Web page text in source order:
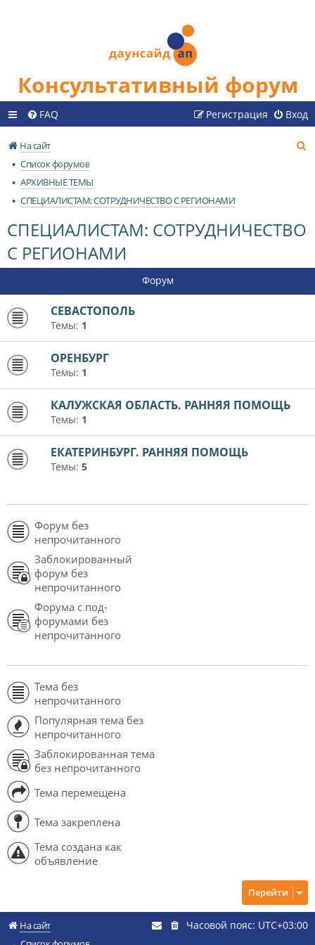
Консультативный форум
FAQ Вход
Регистрация
На сайт
Список форумов
АРХИВНЫЕ ТЕМЫ
СПЕЦИАЛИСТАМ: СОТРУДНИЧЕСТВО С РЕГИОНАМИ
СПЕЦИАЛИСТАМ: СОТРУДНИЧЕСТВО
С РЕГИОНАМИ
Форум
СЕВАСТОПОЛЬ
Темы: 1
ОРЕНБУРГ
Темы: 1
КАЛУЖСКАЯ ОБЛАСТЬ. РАННЯЯ ПОМОЩЬ
Темы: 1
ЕКАТЕРИНБУРГ. РАННЯЯ ПОМОЩЬ
Темы: 5
Форум без
непрочитанного
Заблокированный
форум без
непрочитанного
Форума с под-
форумами без
непрочитанного
Тема без
непрочитанного
Популярная тема без
непрочитанного
Заблокированная тема
без непрочитанного
Тема перемещена
Тема закреплена
Тема создана как
объявление
Перейти
На сайт
Часовой пояс: UTC+03:00